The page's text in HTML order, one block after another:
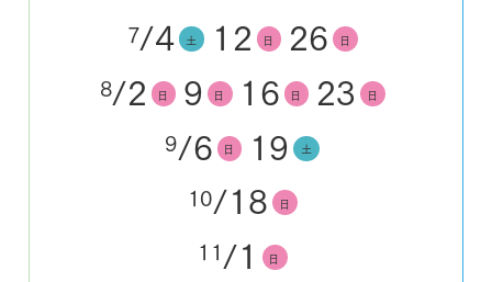
7/4 土 12 日 26 日
8/2 日 9 日 16 日 23 日
9/6 日 19 土
10/18 日
11/1 日